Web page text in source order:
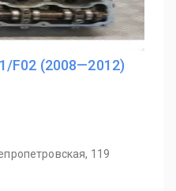
F02 (2008—2012)
119